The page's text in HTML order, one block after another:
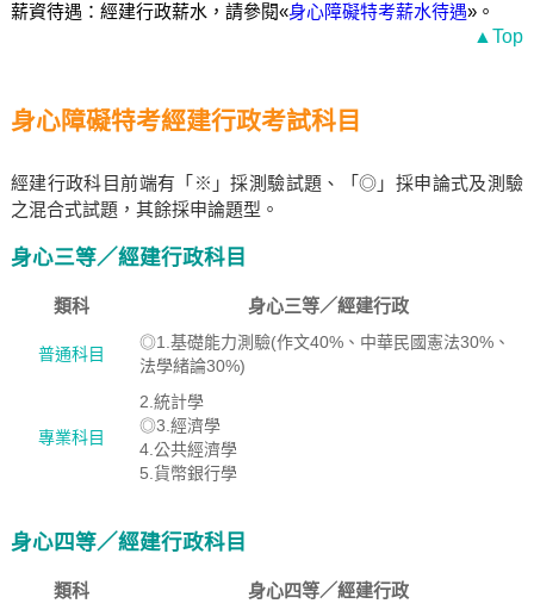
薪資待遇：經建行政薪水，請參閱«身心障礙特考薪水待遇»。
▲Top
身心障礙特考經建行政考試科目
經建行政科目前端有「※」採測驗試題、「◎」採申論式及測驗
之混合式試題，其餘採申論題型。
身心三等／經建行政科目
類科 身心三等／經建行政
普通科目
◎1.基礎能力測驗(作文40%、中華民國憲法30%、
法學緒論30%)
專業科目
2.統計學
◎3.經濟學
4.公共經濟學
5.貨幣銀行學
身心四等／經建行政科目
類科 身心四等／經建行政